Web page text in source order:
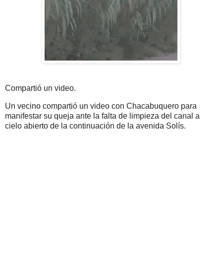
Compartió un video.
Un vecino compartió un video con Chacabuquero para
manifestar su queja ante la falta de limpieza del canal a
cielo abierto de la continuación de la avenida Solís.